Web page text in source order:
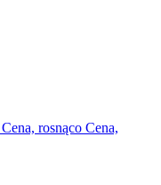
Cena, rosnąco Cena,